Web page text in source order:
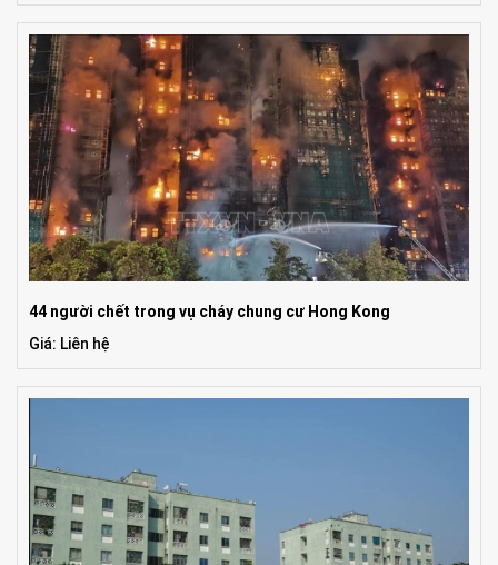
44 người chết trong vụ cháy chung cư Hong Kong
Giá: Liên hệ